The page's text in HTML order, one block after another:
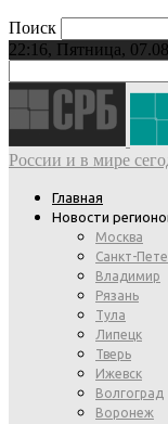
Поиск
22:16, Пятница,
России и в мире
Главная
Новости
Москва
Санкт-
Владимир
Рязань
Тула
Липецк
Тверь
Ижевск
Волгоград
Воронеж